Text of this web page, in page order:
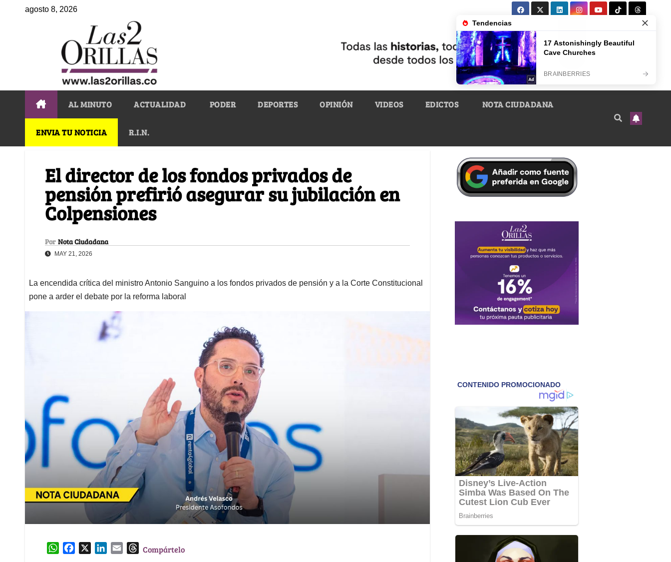
agosto 8, 2026
AL MINUTO ACTUALIDAD PODER DEPORTES OPINIÓN VIDEOS EDICTOS NOTA CIUDADANA
ENVIA TU NOTICIA R.I.N.
El director de los fondos privados de
pensión prefirió asegurar su jubilación en
Colpensiones
Por Nota Ciudadana
MAY 21, 2026
La encendida crítica del ministro Antonio Sanguino a los fondos privados de pensión y a la Corte Constitucional
pone a arder el debate por la reforma laboral
W
TCompártelo